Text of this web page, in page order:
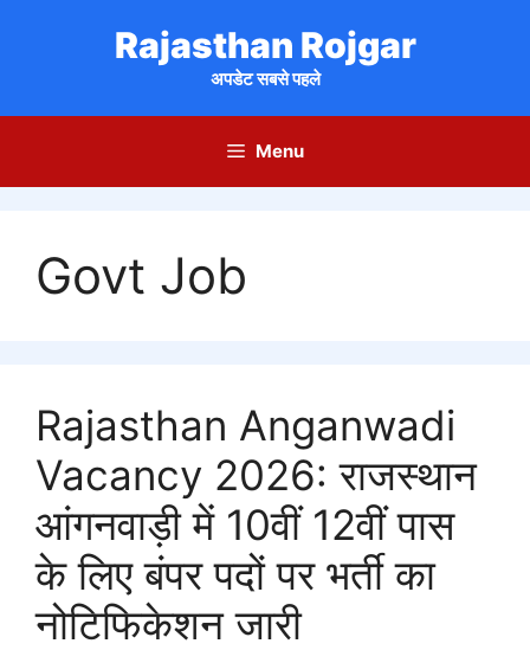
Rajasthan Rojgar
अपडेट सबसे पहले
Menu
Govt Job
Rajasthan Anganwadi
Vacancy 2026: राजस्थान
आंगनवाड़ी में 10वीं 12वीं पास
के लिए बंपर पदों पर भर्ती का
नोटिफिकेशन जारी